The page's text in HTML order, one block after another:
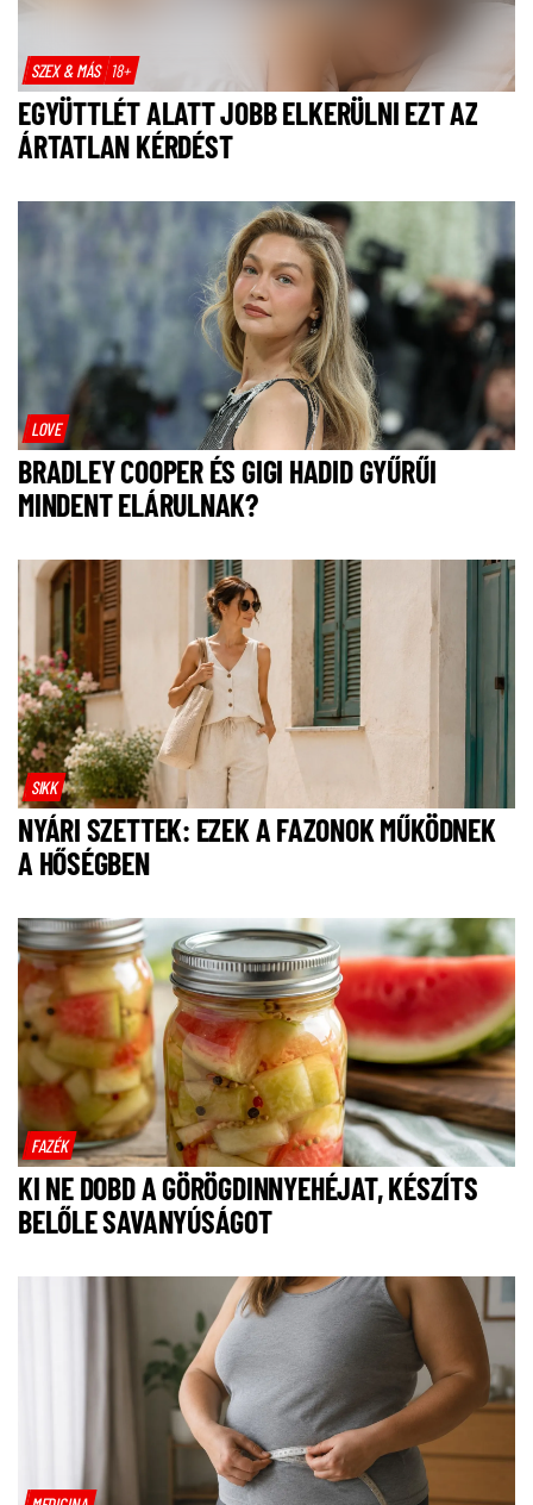
SZEX & MÁS 18+
EGYÜTTLÉT ALATT JOBB ELKERÜLNI EZT AZ
ÁRTATLAN KÉRDÉST
LOVE
BRADLEY COOPER ÉS GIGI HADID GYŰRŰI
MINDENT ELÁRULNAK?
SIKK
NYÁRI SZETTEK: EZEK A FAZONOK MŰKÖDNEK
A HŐSÉGBEN
FAZÉK
KI NE DOBD A GÖRÖGDINNYEHÉJAT, KÉSZÍTS
BELŐLE SAVANYÚSÁGOT